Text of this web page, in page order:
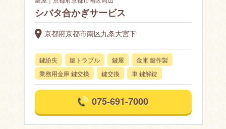
シバタ合かぎサービス
京都府京都市南区九条大宮下
鍵紛失 鍵トラブル 鍵屋
金庫 鍵作製
業務用金庫 鍵交換
鍵交換 車 鍵解錠
075-691-7000